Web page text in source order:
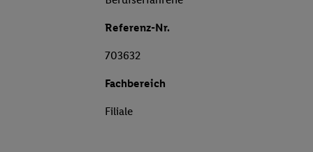
Referenz-Nr.
703632
Fachbereich
Filiale